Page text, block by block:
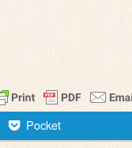
Pocket